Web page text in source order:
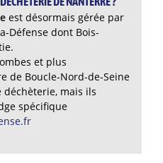
est désormais gérée par
Défense dont Bois-
et plus
de Boucle-Nord-de-Seine
mais ils
spécifique